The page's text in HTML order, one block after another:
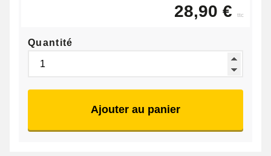
28,90 € ttc
Quantité
Ajouter au panier